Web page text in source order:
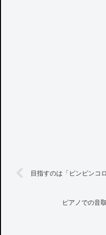
目指すのは「ピンピンコ
ピアノでの音